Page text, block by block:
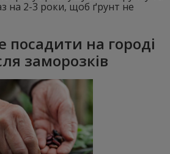
на 2-3 роки, щоб ґрунт не
на городі
заморозків